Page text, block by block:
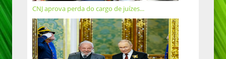
CNJ aprova perda do cargo de juízes...